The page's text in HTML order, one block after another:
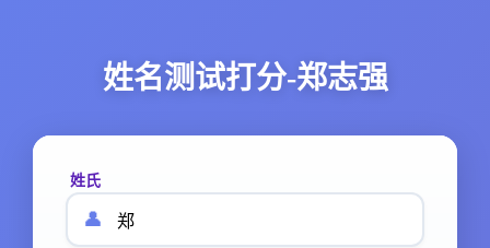
姓名测试打分-郑志强
姓氏
👤